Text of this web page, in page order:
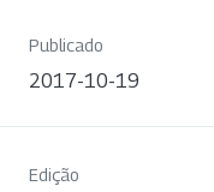
Publicado
2017-10-19
Edição